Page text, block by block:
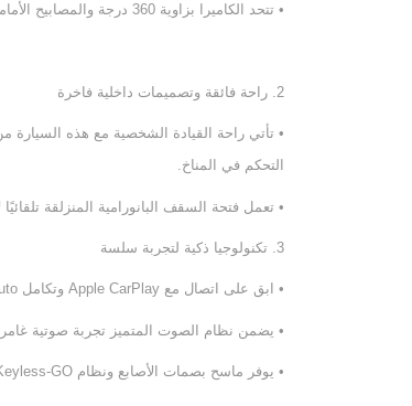
• تتحد الكاميرا بزاوية 360 درجة والمصابيح الأمامية الرقمية LED لتوفير أقصى قدر من الرؤية مما يعزز السلامة والتحكم أثناء كل قيادة.
2. راحة فائقة وتصميمات داخلية فاخرة
• تأتي راحة القيادة الشخصية مع هذه
التحكم في المناخ.
• تعمل فتحة السقف البانورامية المنزلقة
3. تكنولوجيا ذكية لتجربة سلسة
• ابق على اتصال مع Apple CarPlay وتكامل Android Auto للهواتف الذكية.
• يضمن نظام الصوت المتميز تجربة صوتية
• يوفر ماسح بصمات الأصابع ونظام Keyless-GO الراحة والأمان المعزز.